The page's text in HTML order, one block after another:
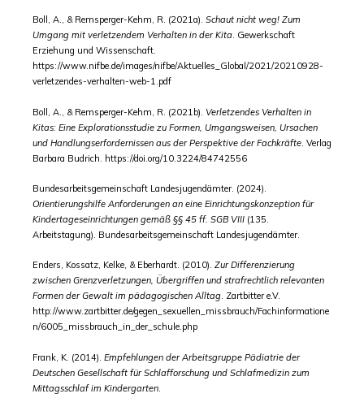
Boll, A., & Remsperger-Kehm, R. (2021a). Schaut nicht weg! Zum
Umgang mit verletzendem Verhalten in der Kita. Gewerkschaft
Erziehung und Wissenschaft.
https://www.nifbe.de/images/nifbe/Aktuelles_Global/2021/20210928-
verletzendes-verhalten-web-1.pdf
Boll, A., & Remsperger-Kehm, R. (2021b). Verletzendes Verhalten in
Kitas: Eine Explorationsstudie zu Formen, Umgangsweisen, Ursachen
und Handlungserfordernissen aus der Perspektive der Fachkräfte . Verlag
Barbara Budrich. https://doi.org/10.3224/84742556
Bundesarbeitsgemeinschaft Landesjugendämter. (2024).
Orientierungshilfe Anforderungen an eine Einrichtungskonzeption für
Kindertageseinrichtungen gemäß §§ 45 ff. SGB VIII (135.
Arbeitstagung). Bundesarbeitsgemeinschaft Landesjugendämter.
Enders, Kossatz, Kelke, & Eberhardt. (2010). Zur Differenzierung
zwischen Grenzverletzungen, Übergriffen und strafrechtlich relevanten
Formen der Gewalt im pädagogischen Alltag. Zartbitter e.V.
http://www.zartbitter.de/gegen_sexuellen_missbrauch/Fachinformatione
n/6005_missbrauch_in_der_schule.php
Frank, K. (2014). Empfehlungen der Arbeitsgruppe Pädiatrie der
Deutschen Gesellschaft für Schlafforschung und Schlafmedizin zum
Mittagsschlaf im Kindergarten